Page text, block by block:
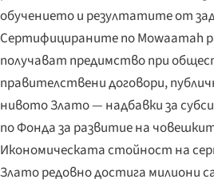
обучението и резултатите от
Сертифицираните по Mowaamah
получават предимство при
правителствени договори,
нивото Злато — надбавки за
по Фонда за развитие на
Икономическата стойност на
Злато редовно достига милиони